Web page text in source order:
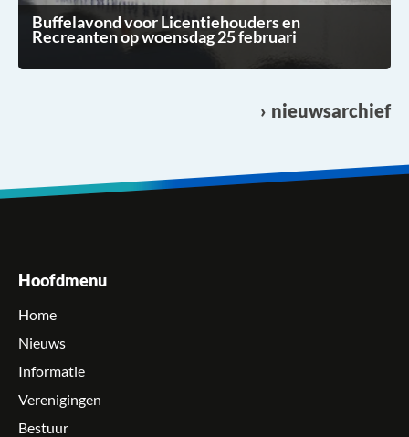
Buffelavond voor Licentiehouders en
Recreanten op woensdag 25 februari
nieuwsarchief
Hoofdmenu
Home
Nieuws
Informatie
Verenigingen
Bestuur